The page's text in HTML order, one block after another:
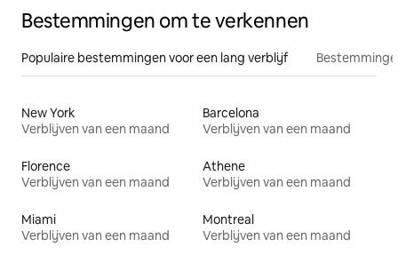
Bestemmingen om te verkennen
Populaire bestemmingen voor een lang verblijf
New York
Verblijven van een maand
Barcelona
Verblijven van een maand
Florence
Verblijven van een maand
Athene
Verblijven van een maand
Miami
Verblijven van een maand
Montreal
Verblijven van een maand